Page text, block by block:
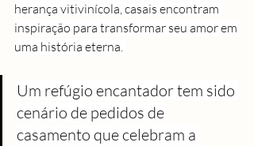
herança vitivinícola, casais encontram
inspiração para transformar seu amor em
uma história eterna.
Um refúgio encantador tem sido
cenário de pedidos de
casamento que celebram a